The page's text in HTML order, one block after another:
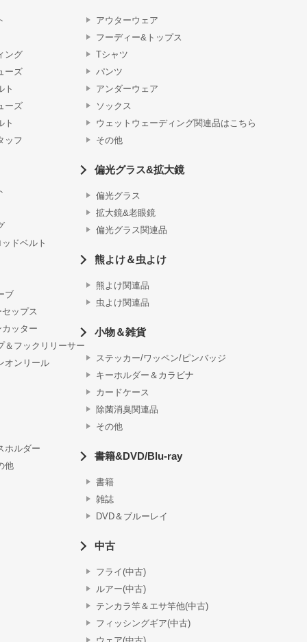
ング
ーズ
ト
ーズ
ト
ッフ
ドベルト
ブ
ップス
ッター
＆フックリリーサー
オンリール
ホルダー
他
アウターウェア
フーディー&トップス
Tシャツ
パンツ
アンダーウェア
ソックス
ウェットウェーディング関連品はこちら
その他
偏光グラス&拡大鏡
偏光グラス
拡大鏡&老眼鏡
偏光グラス関連品
熊よけ＆虫よけ
熊よけ関連品
虫よけ関連品
小物＆雑貨
ステッカー/ワッペン/ピンバッジ
キーホルダー＆カラビナ
カードケース
除菌消臭関連品
その他
書籍&DVD/Blu-ray
書籍
雑誌
DVD＆ブルーレイ
中古
フライ(中古)
ルアー(中古)
テンカラ竿＆エサ竿他(中古)
フィッシングギア(中古)